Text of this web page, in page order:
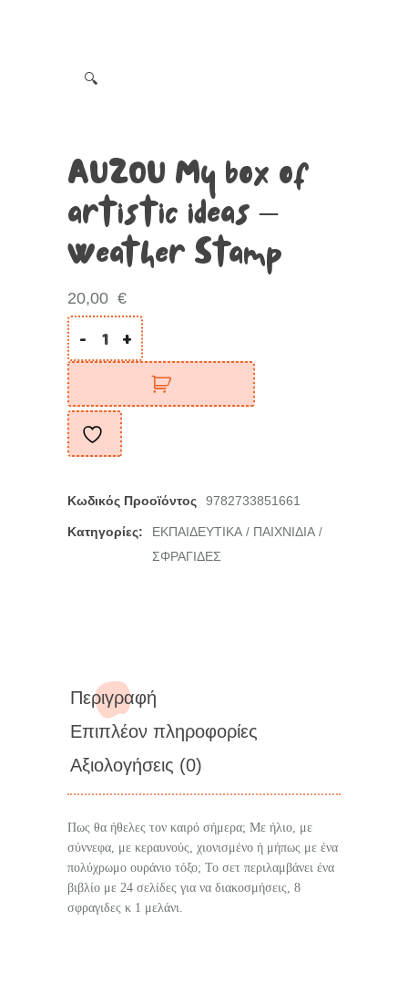
🔍
AUZOU My box of
artistic ideas –
Weather Stamp
20,00 €
- +
Κωδικός Προοϊόντος 9782733851661
Κατηγορίες: ΕΚΠΑΙΔΕΥΤΙΚΑ / ΠΑΙΧΝΙΔΙΑ /
ΣΦΡΑΓΙΔΕΣ
Περιγραφή
Επιπλέον πληροφορίες
Αξιολογήσεις (0)
Πως θα ήθελες τον καιρό σήμερα; Με ήλιο, με
σύννεφα, με κεραυνούς, χιονισμένο ή μήπως με ένα
πολύχρωμο ουράνιο τόξο; Το σετ περιλαμβάνει ένα
βιβλίο με 24 σελίδες για να διακοσμήσεις, 8
σφραγιδες κ 1 μελάνι.